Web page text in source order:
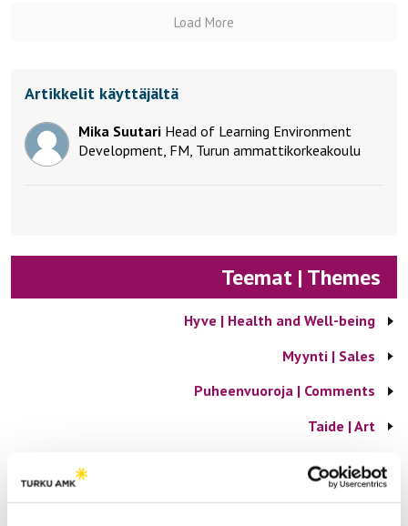
Load More
Artikkelit käyttäjältä
Mika Suutari Head of Learning Environment
Development, FM, Turun ammattikorkeakoulu
Teemat | Themes
Hyve | Health and Well-being
Myynti | Sales
Puheenvuoroja | Comments
Taide | Art
Tekniikka | Engineering